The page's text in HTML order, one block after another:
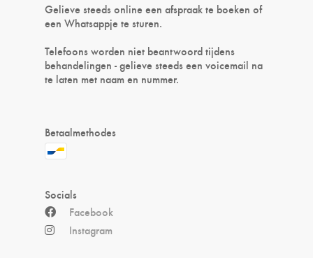
Gelieve steeds online een afspraak te boeken of
een Whatsappje te sturen.
Telefoons worden niet beantwoord tijdens
behandelingen - gelieve steeds een voicemail na
te laten met naam en nummer.
Betaalmethodes
Socials
Facebook
Instagram